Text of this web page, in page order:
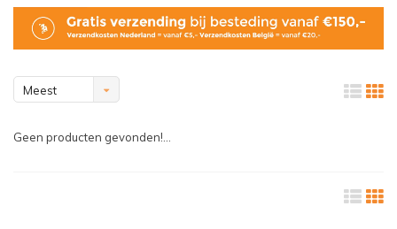
Meest
Geen producten gevonden!...